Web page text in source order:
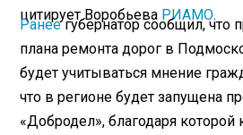
цитирует Воробьева РИАМО.
Ранеегубернатор сообщил, что
плана ремонта дорог в
будет учитываться мнение
что в регионе будет запущена
«Добродел», благодаря